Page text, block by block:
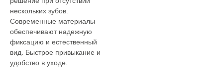
нескольких зубов.
Современные материалы
обеспечивают надежную
фиксацию и естественный
вид. Быстрое привыкание и
удобство в уходе.